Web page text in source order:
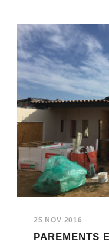
25 NOV 2016
PAREMENTS